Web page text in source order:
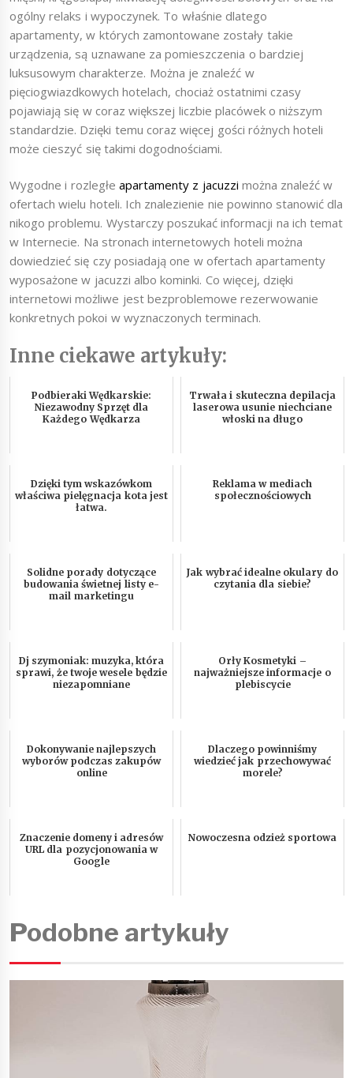
ogólny relaks i wypoczynek. To właśnie dlatego
apartamenty, w których zamontowane zostały takie
urządzenia, są uznawane za pomieszczenia o bardziej
luksusowym charakterze. Można je znaleźć w
pięciogwiazdkowych hotelach, chociaż ostatnimi czasy
pojawiają się w coraz większej liczbie placówek o niższym
standardzie. Dzięki temu coraz więcej gości różnych hoteli
może cieszyć się takimi dogodnościami.
Wygodne i rozległe apartamenty z jacuzzi można znaleźć w
ofertach wielu hoteli. Ich znalezienie nie powinno stanowić dla
nikogo problemu. Wystarczy poszukać informacji na ich temat
w Internecie. Na stronach internetowych hoteli można
dowiedzieć się czy posiadają one w ofertach apartamenty
wyposażone w jacuzzi albo kominki. Co więcej, dzięki
internetowi możliwe jest bezproblemowe rezerwowanie
konkretnych pokoi w wyznaczonych terminach.
Inne ciekawe artykuły:
Podbieraki Wędkarskie:
Niezawodny Sprzęt dla
Każdego Wędkarza
Trwała i skuteczna depilacja
laserowa usunie niechciane
włoski na długo
Dzięki tym wskazówkom
właściwa pielęgnacja kota jest
łatwa.
Reklama w mediach
społecznościowych
Solidne porady dotyczące
budowania świetnej listy e-
mail marketingu
Jak wybrać idealne okulary do
czytania dla siebie?
Dj szymoniak: muzyka, która
sprawi, że twoje wesele będzie
niezapomniane
Orły Kosmetyki –
najważniejsze informacje o
plebiscycie
Dokonywanie najlepszych
wyborów podczas zakupów
online
Dlaczego powinniśmy
wiedzieć jak przechowywać
morele?
Znaczenie domeny i adresów
URL dla pozycjonowania w
Google
Nowoczesna odzież sportowa
Podobne artykuły